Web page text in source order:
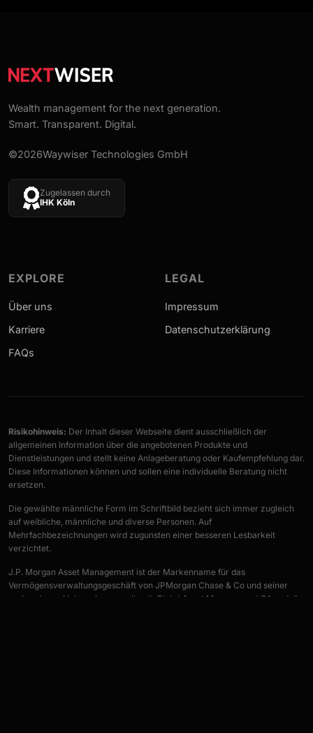
Wealth management for the next generation.
Smart. Transparent. Digital.
©2026Waywiser Technologies GmbH
Zugelassen durch
IHK Köln
EXPLORE
Über uns
Karriere
FAQs
LEGAL
Impressum
Datenschutzerklärung
Risikohinweis: Der Inhalt dieser Webseite dient ausschließlich der
allgemeinen Information über die angebotenen Produkte und
Dienstleistungen und stellt keine Anlageberatung oder Kaufempfehlung dar.
Diese Informationen können und sollen eine individuelle Beratung nicht
ersetzen.
Die gewählte männliche Form im Schriftbild bezieht sich immer zugleich
auf weibliche, männliche und diverse Personen. Auf
Mehrfachbezeichnungen wird zugunsten einer besseren Lesbarkeit
verzichtet.
J.P. Morgan Asset Management ist der Markenname für das
Vermögensverwaltungsgeschäft von JPMorgan Chase & Co und seiner
verbundenen Unternehmen weltweit. Pictet Asset Management SA und die